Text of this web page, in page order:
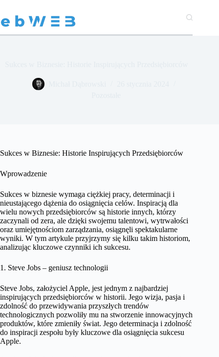
treści
Sukces w Biznesie: Historie Inspirujących Przedsiębiorców
Wprowadzenie
Sukces w biznesie wymaga ciężkiej pracy, determinacji i
nieustającego dążenia do osiągnięcia celów. Inspiracją dla
wielu nowych przedsiębiorców są historie innych, którzy
zaczynali od zera, ale dzięki swojemu talentowi, wytrwałości
oraz umiejętnościom zarządzania, osiągnęli spektakularne
wyniki. W tym artykule przyjrzymy się kilku takim historiom,
analizując kluczowe czynniki ich sukcesu.
1. Steve Jobs – geniusz technologii
Steve Jobs, założyciel Apple, jest jednym z najbardziej
inspirujących przedsiębiorców w historii. Jego wizja, pasja i
zdolność do przewidywania przyszłych trendów
technologicznych pozwoliły mu na stworzenie innowacyjnych
produktów, które zmieniły świat. Jego determinacja i zdolność
do inspiracji zespołu były kluczowe dla osiągnięcia sukcesu
Apple.